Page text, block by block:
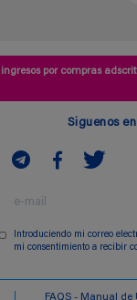
por compras
Siguenos
Introduciendo mi correo
mi consentimiento a recibir
FAQS - Manual de